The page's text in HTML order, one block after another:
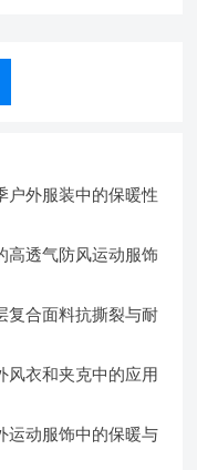
户外服装中的保暖性
高透气防风运动服饰
复合面料抗撕裂与耐
风衣和夹克中的应用
运动服饰中的保暖与